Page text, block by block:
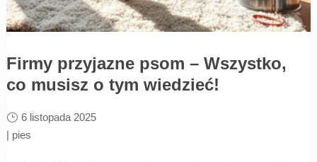
Firmy przyjazne psom – Wszystko,
co musisz o tym wiedzieć!
6 listopada 2025
| pies